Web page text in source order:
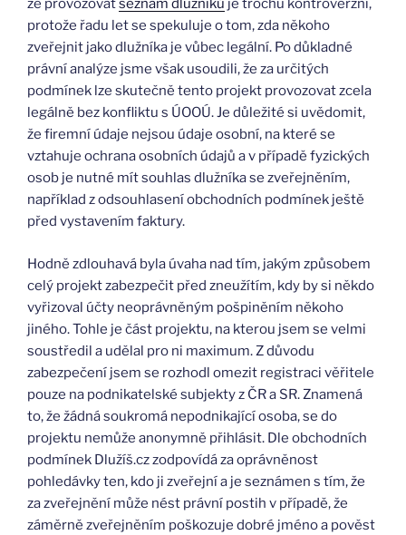
že provozovatseznam dlužníků je trochu kontroverzní,
protože řadu let se spekuluje o tom, zda někoho
zveřejnit jako dlužníka je vůbec legální. Po důkladné
právní analýze jsme však usoudili, že za určitých
podmínek lze skutečně tento projekt provozovat zcela
legálně bez konfliktu s ÚOOÚ. Je důležité si uvědomit,
že firemní údaje nejsou údaje osobní, na které se
vztahuje ochrana osobních údajů a v případě fyzických
osob je nutné mít souhlas dlužníka se zveřejněním,
například z odsouhlasení obchodních podmínek ještě
před vystavením faktury.
Hodně zdlouhavá byla úvaha nad tím, jakým způsobem
celý projekt zabezpečit před zneužítím, kdy by si někdo
vyřizoval účty neoprávněným pošpiněním někoho
jiného. Tohle je část projektu, na kterou jsem se velmi
soustředil a udělal pro ni maximum. Z důvodu
zabezpečení jsem se rozhodl omezit registraci věřitele
pouze na podnikatelské subjekty z ČR a SR. Znamená
to, že žádná soukromá nepodnikající osoba, se do
projektu nemůže anonymně přihlásit. Dle obchodních
podmínek Dlužíš.cz zodpovídá za oprávněnost
pohledávky ten, kdo ji zveřejní a je seznámen s tím, že
za zveřejnění může nést právní postih v případě, že
záměrně zveřejněním poškozuje dobré jméno a pověst